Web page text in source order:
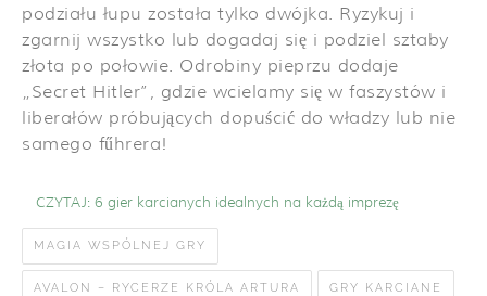
podziału łupu została tylko dwójka. Ryzykuj i
zgarnij wszystko lub dogadaj się i podziel sztaby
złota po połowie. Odrobiny pieprzu dodaje
„Secret Hitler”, gdzie wcielamy się w faszystów i
liberałów próbujących dopuścić do władzy lub nie
samego fűhrera!
CZYTAJ: 6 gier karcianych idealnych na każdą imprezę
MAGIA WSPÓLNEJ GRY
AVALON – RYCERZE KRÓLA ARTURA GRY KARCIANE